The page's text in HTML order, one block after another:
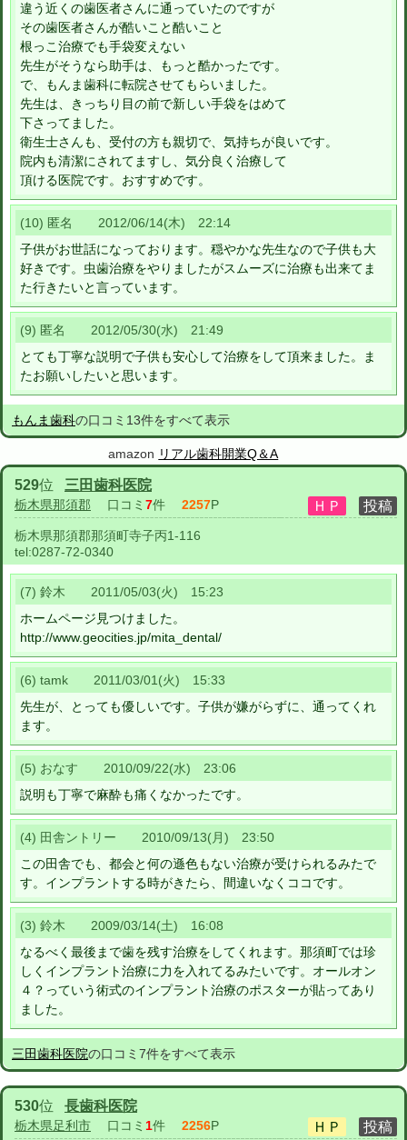
違う近くの歯医者さんに通っていたのですが
その歯医者さんが酷いこと酷いこと
根っこ治療でも手袋変えない
先生がそうなら助手は、もっと酷かったです。
で、もんま歯科に転院させてもらいました。
先生は、きっちり目の前で新しい手袋をはめて
下さってました。
衛生士さんも、受付の方も親切で、気持ちが良いです。
院内も清潔にされてますし、気分良く治療して
頂ける医院です。おすすめです。
(10) 匿名 2012/06/14(木) 22:14
子供がお世話になっております。穏やかな先生なので子供も大
好きです。虫歯治療をやりましたがスムーズに治療も出来てま
た行きたいと言っています。
(9) 匿名 2012/05/30(水) 21:49
とても丁寧な説明で子供も安心して治療をして頂来ました。ま
たお願いしたいと思います。
もんま歯科の口コミ13件をすべて表示
amazon リアル歯科開業Q＆A
529位 三田歯科医院
栃木県那須郡 口コミ 7件 2257P
栃木県那須郡那須町寺子丙1-116
tel:0287-72-0340
(7) 鈴木 2011/05/03(火) 15:23
ホームページ見つけました。
http://www.geocities.jp/mita_dental/
(6) tamk 2011/03/01(火) 15:33
先生が、とっても優しいです。子供が嫌がらずに、通ってくれ
ます。
(5) おなす 2010/09/22(水) 23:06
説明も丁寧で麻酔も痛くなかったです。
(4) 田舎ントリー 2010/09/13(月) 23:50
この田舎でも、都会と何の遜色もない治療が受けられるみたで
す。インプラントする時がきたら、間違いなくココです。
(3) 鈴木 2009/03/14(土) 16:08
なるべく最後まで歯を残す治療をしてくれます。那須町では珍
しくインプラント治療に力を入れてるみたいです。オールオン
４？っていう術式のインプラント治療のポスターが貼ってあり
ました。
三田歯科医院の口コミ7件をすべて表示
530位 長歯科医院
栃木県足利市 口コミ 1件 2256P